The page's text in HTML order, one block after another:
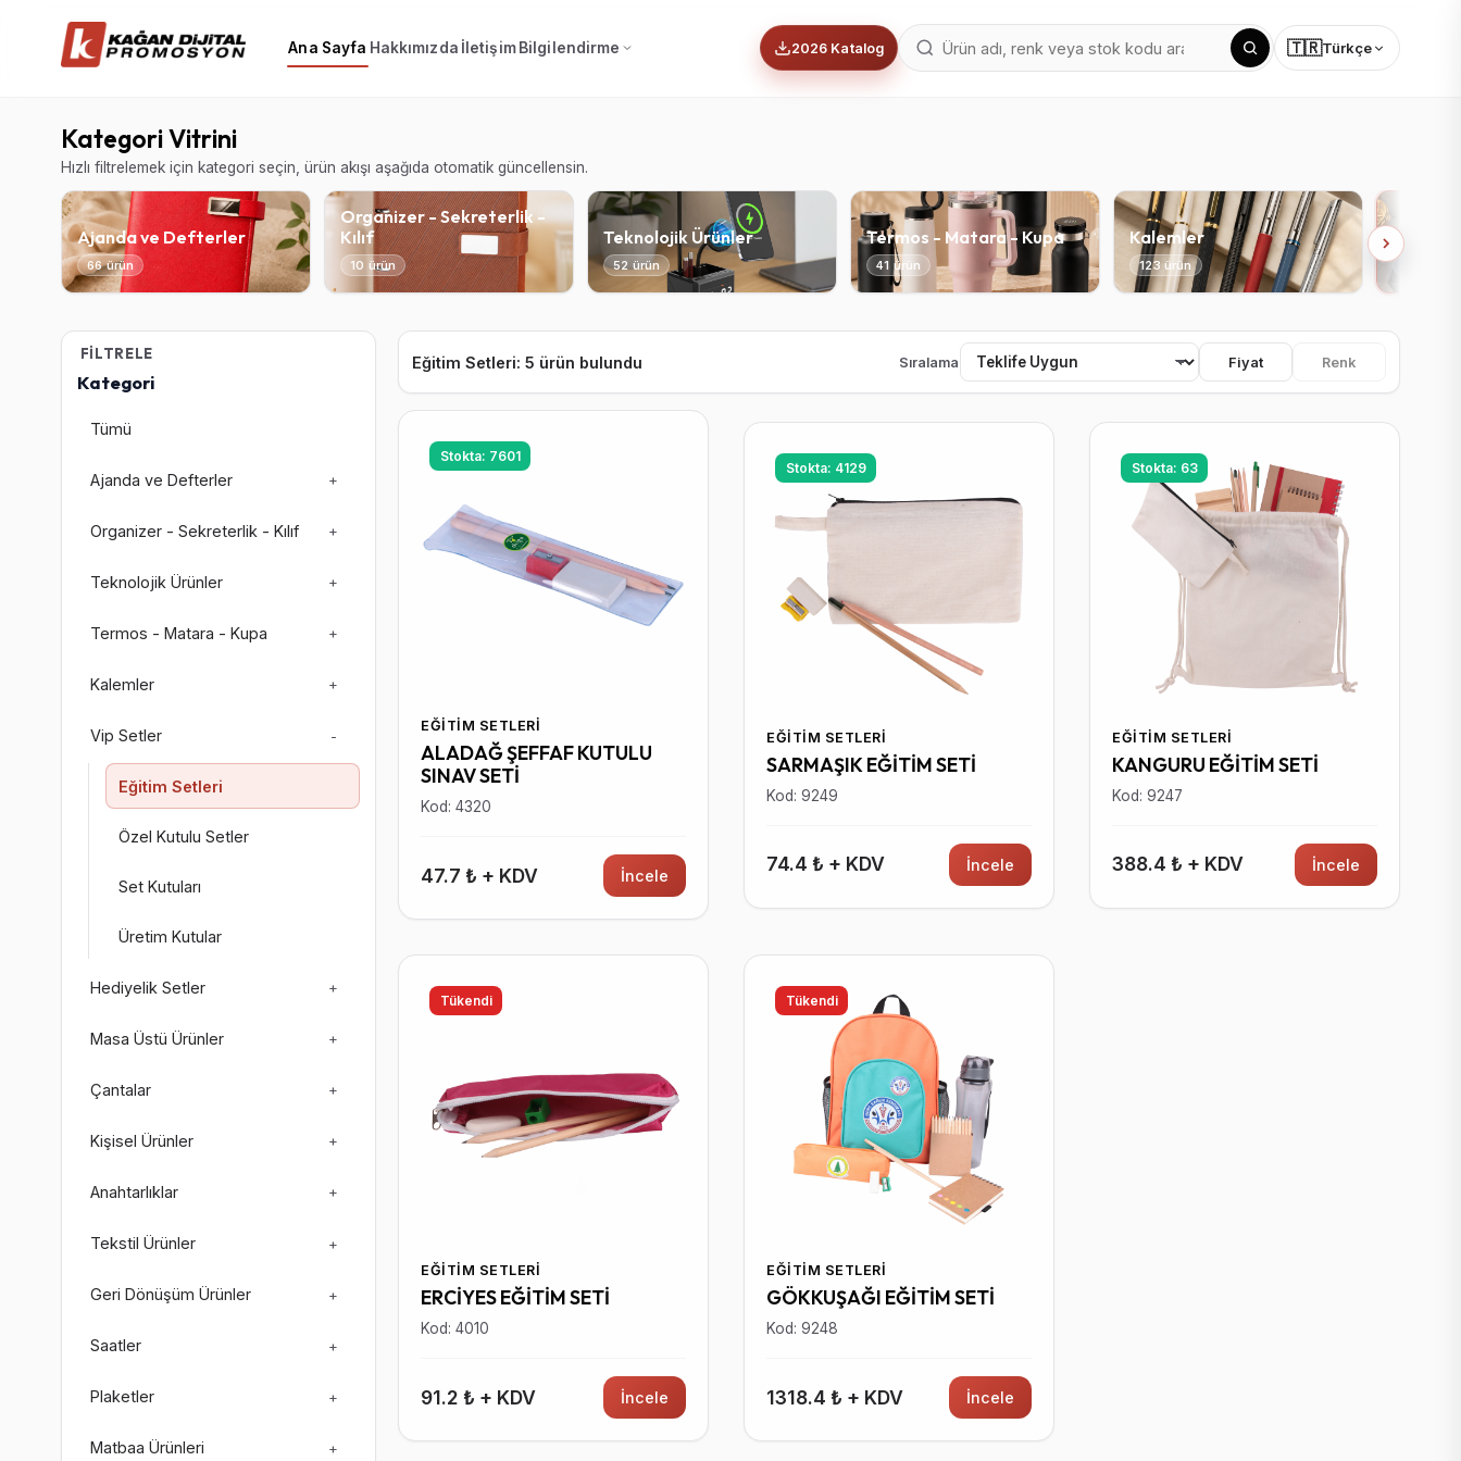
Ana Sayfa Hakkımızda İletişim Bilgilendirme 2026 Katalog 🇹🇷Türkçe
Kategori Vitrini
Hızlı filtrelemek için kategori seçin, ürün akışı aşağıda otomatik güncellensin.
Ajanda ve Defterler
66 ürün
Organizer - Sekreterlik -
Kılıf
10 ürün
Teknolojik Ürünler
52 ürün
Termos - Matara - Kupa
41 ürün
Kalemler
123 ürün
Vip
FILTRELE
Kategori
Tümü
Ajanda ve Defterler +
Organizer - Sekreterlik - Kılıf +
Teknolojik Ürünler +
Termos - Matara - Kupa +
Kalemler +
Vip Setler -
Eğitim Setleri
Özel Kutulu Setler
Set Kutuları
Üretim Kutular
Hediyelik Setler +
Masa Üstü Ürünler +
Çantalar +
Kişisel Ürünler +
Anahtarlıklar +
Tekstil Ürünler +
Geri Dönüşüm Ürünler +
Saatler +
Plaketler +
Matbaa Ürünleri +
Eğitim Setleri: 5 ürün bulundu Sıralama Fiyat Renk
Stokta: 7601
EĞITIM SETLERI
ALADAĞ ŞEFFAF KUTULU
SINAV SETİ
Kod: 4320
47.7 ₺ + KDV İncele
Stokta: 4129
EĞITIM SETLERI
SARMAŞIK EĞİTİM SETİ
Kod: 9249
74.4 ₺ + KDV İncele
Stokta: 63
EĞITIM SETLERI
KANGURU EĞİTİM SETİ
Kod: 9247
388.4 ₺ + KDV İncele
Tükendi
EĞITIM SETLERI
ERCİYES EĞİTİM SETİ
Kod: 4010
91.2 ₺ + KDV İncele
Tükendi
EĞITIM SETLERI
GÖKKUŞAĞI EĞİTİM SETİ
Kod: 9248
1318.4 ₺ + KDV İncele